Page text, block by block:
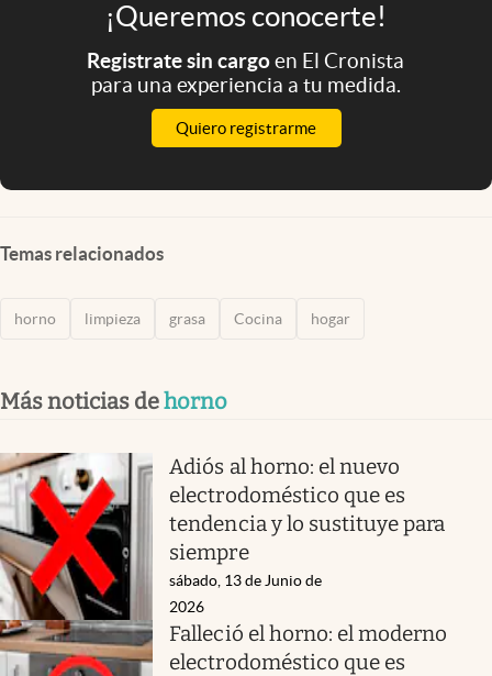
¡Queremos conocerte!
Registrate sin cargoen El Cronista
para una experiencia a tu medida.
Quiero registrarme
Temas relacionados
horno limpieza grasa Cocina hogar
Más noticias dehorno
Adiós al horno: el nuevo
electrodoméstico que es
tendencia y lo sustituye para
siempre
sábado, 13 de Junio de
2026
Falleció el horno: el moderno
electrodoméstico que es